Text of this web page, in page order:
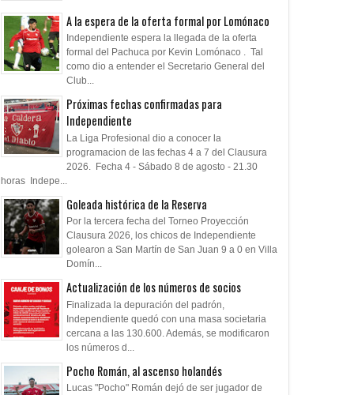
A la espera de la oferta formal por Lomónaco
Independiente espera la llegada de la oferta
formal del Pachuca por Kevin Lomónaco . Tal
como dio a entender el Secretario General del
Club...
Próximas fechas confirmadas para
Independiente
La Liga Profesional dio a conocer la
programacion de las fechas 4 a 7 del Clausura
2026. Fecha 4 - Sábado 8 de agosto - 21.30
horas Indepe...
Goleada histórica de la Reserva
Por la tercera fecha del Torneo Proyección
Clausura 2026, los chicos de Independiente
golearon a San Martín de San Juan 9 a 0 en Villa
Domín...
Actualización de los números de socios
Finalizada la depuración del padrón,
Independiente quedó con una masa societaria
cercana a las 130.600. Además, se modificaron
los números d...
Pocho Román, al ascenso holandés
Lucas "Pocho" Román dejó de ser jugador de